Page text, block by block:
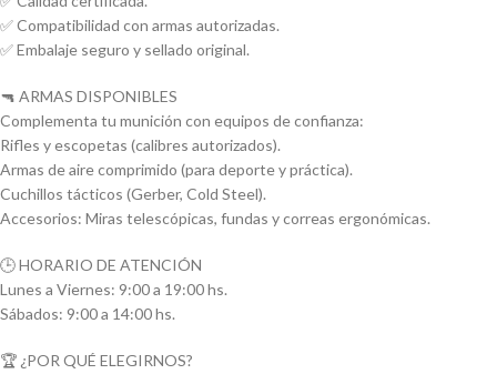
✅ Compatibilidad con armas autorizadas.
✅ Embalaje seguro y sellado original.
🔫 ARMAS DISPONIBLES
Complementa tu munición con equipos de confianza:
Rifles y escopetas (calibres autorizados).
Armas de aire comprimido (para deporte y práctica).
Cuchillos tácticos (Gerber, Cold Steel).
Accesorios: Miras telescópicas, fundas y correas ergonómicas.
🕒 HORARIO DE ATENCIÓN
Lunes a Viernes: 9:00 a 19:00 hs.
Sábados: 9:00 a 14:00 hs.
🏆 ¿POR QUÉ ELEGIRNOS?